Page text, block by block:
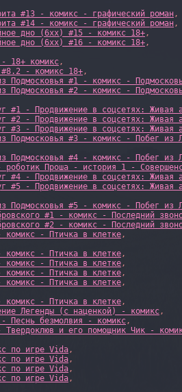
#13 - комикс - графический роман,
#14 - комикс - графический роман,
дно (6xx) #15 - комикс 18+,
дно (6xx) #16 - комикс 18+,
- 18+ комикс,
#8.2 - комикс 18+,
Подмосковья #1 - комикс -
Подмосковья #2 - комикс -
#1 - Продвижение в соцсетях: Живая
#2 - Продвижение в соцсетях: Живая
#3 - Продвижение в соцсетях: Живая
Подмосковья #3 - комикс - Побег из
Подмосковья #4 - комикс - Побег из
роботик Проша - история 1 -
#4 - Продвижение в соцсетях: Живая
#5 - Продвижение в соцсетях: Живая
Подмосковья #5 - комикс - Побег из
#1 - комикс - Последний
#2 - комикс - Последний
комикс - Птичка в клетке,
комикс - Птичка в клетке,
комикс - Птичка в клетке,
комикс - Птичка в клетке,
комикс - Птичка в клетке,
комикс - Птичка в клетке,
Легенды (с наценкой) - комикс,
Песнь безмолвия - комикс,
Твердоклюв и его помощник Чик -
по игре Vida,
по игре Vida,
по игре Vida,
по игре Vida,